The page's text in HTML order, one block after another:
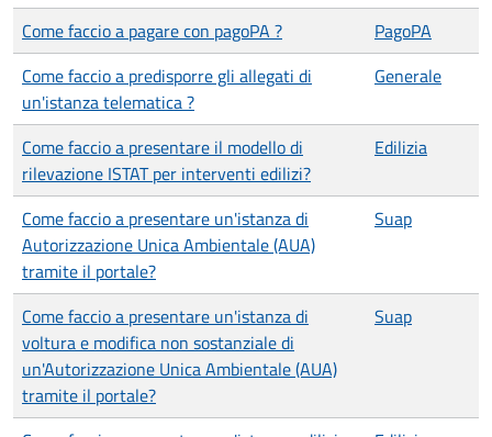
Come faccio a pagare con pagoPA ?
PagoPA
Come faccio a predisporre gli allegati di
un'istanza telematica ?
Generale
Come faccio a presentare il modello di
rilevazione ISTAT per interventi edilizi?
Edilizia
Come faccio a presentare un'istanza di
Autorizzazione Unica Ambientale (AUA)
tramite il portale?
Suap
Come faccio a presentare un'istanza di
voltura e modifica non sostanziale di
un'Autorizzazione Unica Ambientale (AUA)
tramite il portale?
Suap